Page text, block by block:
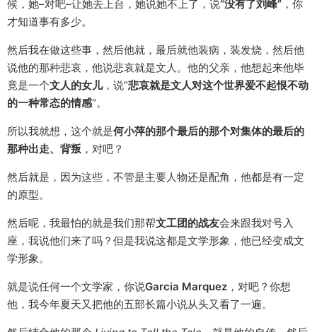
候，她–对吧–让她去上台，她说她不上了，说“没有了刘峰” ，你
才知道事有多少。
然后我在做这些事，然后他就，最后就他装病，装发烧，然后他
说他的那种悲哀，他说悲哀就是文人。他的父亲，他想起来他毕
竟是一个文人的女儿，说”悲哀就是文人对这个世界爱不起恨不动
的一种常态的情感“。
所以我就想，这个就是何小萍的那个最后的那个对集体的最后的
那种出走、背叛 ，对吧？
然后就是，因为这些，不管是主要人物还是配角，他都是有一定
的原型。
然后呢，我最怕的就是我们那帮文工团的战友会来跟我对号入
座，我说他们来了吗？但是我说这都是文学形象，他已经变成文
学形象。
就是说任何一个文学家，你说Garcia Marquez ，对吧？你想
他，我今年夏天又把他的五部长篇小说从头又看了一遍。